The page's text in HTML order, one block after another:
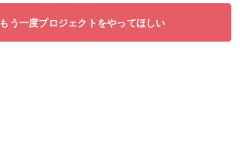
もう一度プロジェクトをやってほしい